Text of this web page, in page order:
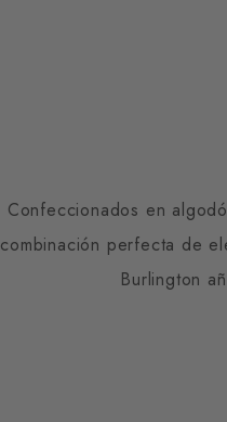
Confeccionados en
combinación perfecta de
Burlington